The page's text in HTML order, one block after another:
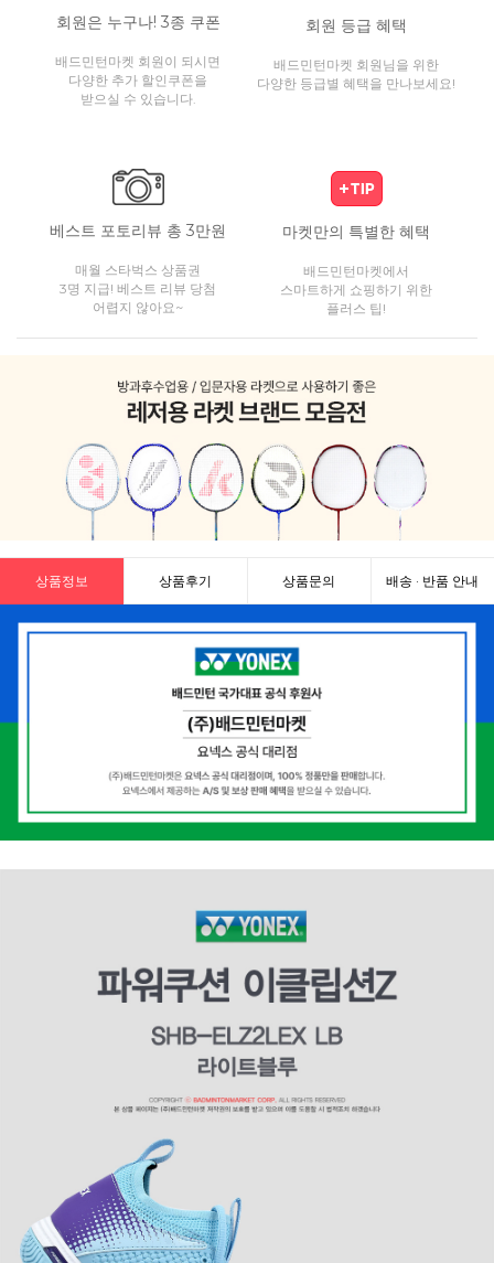
회원은 누구나! 3종 쿠폰
배드민턴마켓 회원이 되시면
다양한 추가 할인쿠폰을
받으실 수 있습니다.
회원 등급 혜택
배드민턴마켓 회원님을 위한
다양한 등급별 혜택을 만나보세요!
베스트 포토리뷰 총 3만원
매월 스타벅스 상품권
3명 지급! 베스트 리뷰 당첨
어렵지 않아요~
마켓만의 특별한 혜택
배드민턴마켓에서
스마트하게 쇼핑하기 위한
플러스 팁!
상품정보 상품후기 상품문의 배송 · 반품 안내